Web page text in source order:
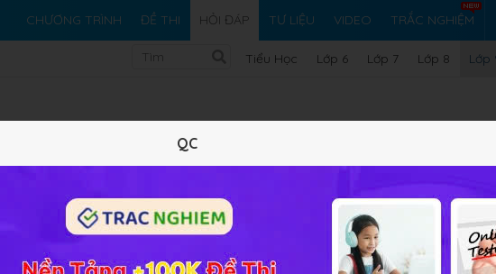
CHƯƠNG TRÌNH ĐỀ THI HỎI ĐÁP TƯ LIỆU VIDEO TRẮC NGHIỆM
Tiểu Học Lớp 6 Lớp 7 Lớp 8 Lớp
dược phẩm, thuốc trừ sâu..
trong công nghiệp và trong phòng thí nghiệm.
QC